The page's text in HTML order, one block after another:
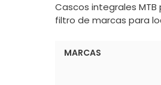
Cascos integrales
filtro de marcas para
MARCAS